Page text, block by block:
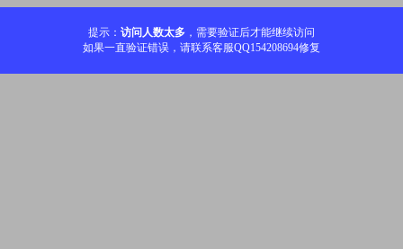
提示： 访问人数太多 ，需要验证后才能继续访问
如果一直验证错误，请联系客服QQ154208694修复